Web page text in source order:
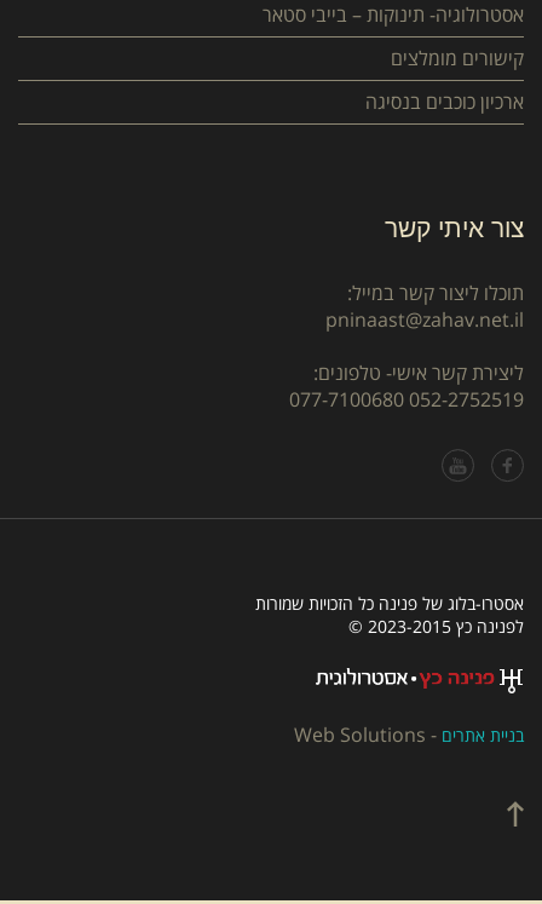
אסטרולוגיה- תינוקות – בייבי סטאר
קישורים מומלצים
ארכיון כוכבים בנסיגה
צור איתי קשר
תוכלו ליצור קשר במייל:
pninaast@zahav.net.il
ליצירת קשר אישי- טלפונים:
052-2752519
077-7100680
אסטרו-בלוג של פנינה כל הזכויות שמורות
לפנינה כץ 2023-2015 ©
בניית אתרים -
Web Solutions